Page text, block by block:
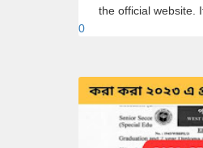
the official website.
0